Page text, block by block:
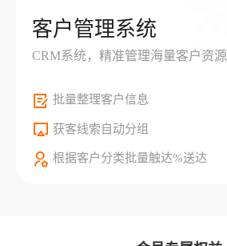
客户管理系统
CRM系统，精准管理海量客户资源
批量整理客户信息
获客线索自动分组
根据客户分类批量触达%送达